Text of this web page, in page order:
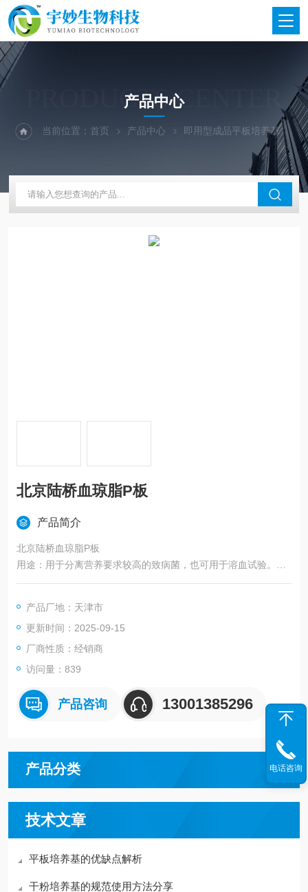
PRODUCTS CENTER
产品中心
当前位置：首页 产品中心 即用型成品平板培养基
北京陆桥血琼脂P板
产品简介
北京陆桥血琼脂P板
用途：用于分离营养要求较高的致病菌，也可用于溶血试验。
保存条件及效期：2-8℃避光保存，有效期：3个月。
产品厂地：天津市
更新时间：2025-09-15
厂商性质：经销商
访问量：839
产品咨询 13001385296
产品分类
技术文章
平板培养基的优缺点解析
干粉培养基的规范使用方法分享
电话咨询